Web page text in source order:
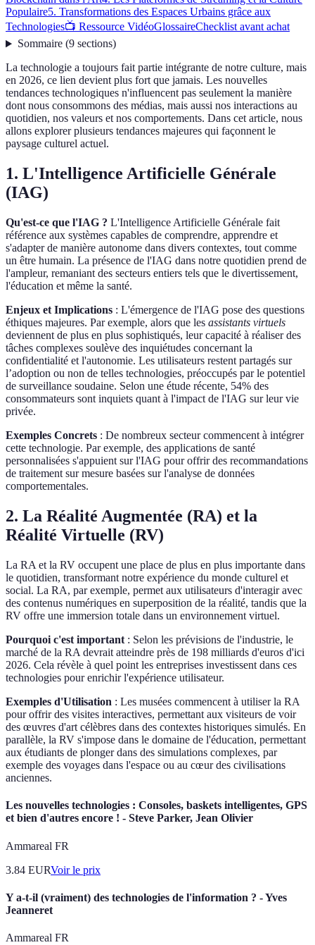
Populaire5. Transformations des Espaces Urbains grâce aux
Technologies📺 Ressource VidéoGlossaireChecklist avant achat
Sommaire(9 sections)
La technologie a toujours fait partie intégrante de notre culture, mais
en 2026, ce lien devient plus fort que jamais. Les nouvelles
tendances technologiques n'influencent pas seulement la manière
dont nous consommons des médias, mais aussi nos interactions au
quotidien, nos valeurs et nos comportements. Dans cet article, nous
allons explorer plusieurs tendances majeures qui façonnent le
paysage culturel actuel.
1. L'Intelligence Artificielle Générale
(IAG)
Qu'est-ce que l'IAG ? L'Intelligence Artificielle Générale fait
référence aux systèmes capables de comprendre, apprendre et
s'adapter de manière autonome dans divers contextes, tout comme
un être humain. La présence de l'IAG dans notre quotidien prend de
l'ampleur, remaniant des secteurs entiers tels que le divertissement,
l'éducation et même la santé.
Enjeux et Implications : L'émergence de l'IAG pose des questions
éthiques majeures. Par exemple, alors que les assistants virtuels
deviennent de plus en plus sophistiqués, leur capacité à réaliser des
tâches complexes soulève des inquiétudes concernant la
confidentialité et l'autonomie. Les utilisateurs restent partagés sur
l’adoption ou non de telles technologies, préoccupés par le potentiel
de surveillance soudaine. Selon une étude récente, 54% des
consommateurs sont inquiets quant à l'impact de l'IAG sur leur vie
privée.
Exemples Concrets : De nombreux secteur commencent à intégrer
cette technologie. Par exemple, des applications de santé
personnalisées s'appuient sur l'IAG pour offrir des recommandations
de traitement sur mesure basées sur l'analyse de données
comportementales.
2. La Réalité Augmentée (RA) et la
Réalité Virtuelle (RV)
La RA et la RV occupent une place de plus en plus importante dans
le quotidien, transformant notre expérience du monde culturel et
social. La RA, par exemple, permet aux utilisateurs d'interagir avec
des contenus numériques en superposition de la réalité, tandis que la
RV offre une immersion totale dans un environnement virtuel.
Pourquoi c'est important : Selon les prévisions de l'industrie, le
marché de la RA devrait atteindre près de 198 milliards d'euros d'ici
2026. Cela révèle à quel point les entreprises investissent dans ces
technologies pour enrichir l'expérience utilisateur.
Exemples d'Utilisation : Les musées commencent à utiliser la RA
pour offrir des visites interactives, permettant aux visiteurs de voir
des œuvres d'art célèbres dans des contextes historiques simulés. En
parallèle, la RV s'impose dans le domaine de l'éducation, permettant
aux étudiants de plonger dans des simulations complexes, par
exemple des voyages dans l'espace ou au cœur des civilisations
anciennes.
Les nouvelles technologies : Consoles, baskets intelligentes, GPS
et bien d'autres encore ! - Steve Parker, Jean Olivier
Ammareal FR
3.84 EURVoir le prix
Y a-t-il (vraiment) des technologies de l'information ? - Yves
Jeanneret
Ammareal FR